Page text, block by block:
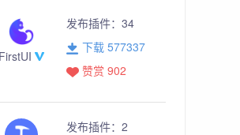
FirstUI
发布插件： 34
下载 577337
赞赏 902
发布插件： 2